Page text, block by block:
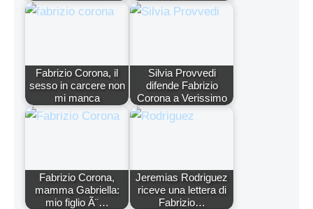
Fabrizio Corona, il
sesso in carcere non
mi manca
Silvia Provvedi
difende Fabrizio
Corona a Verissimo
Fabrizio Corona,
mamma Gabriella:
mio figlio Ã¨…
Jeremias Rodriguez
riceve una lettera di
Fabrizio…